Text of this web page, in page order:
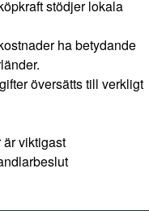
stödjer lokala
ha betydande
översätts till verkligt
viktigast